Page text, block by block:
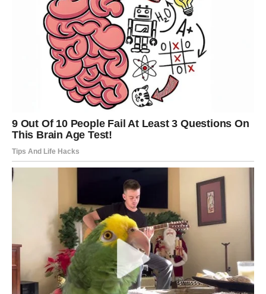
Vrijeme za priznanje
Lavovima slijedi potvrda da njihov trud nije bio uzaludan.
Jedna osoba mogla bi vam uputiti riječi koje dugo čekate.
Poruka zvijezda
Uživajte u zasluženim pohvalama.
DJEVICA
Rješenje dolazi neočekivano
Djevice će pronaći izlaz iz situacije koja ih je dugo
opterećivala.
Pred vama su mnogo mirniji dani.